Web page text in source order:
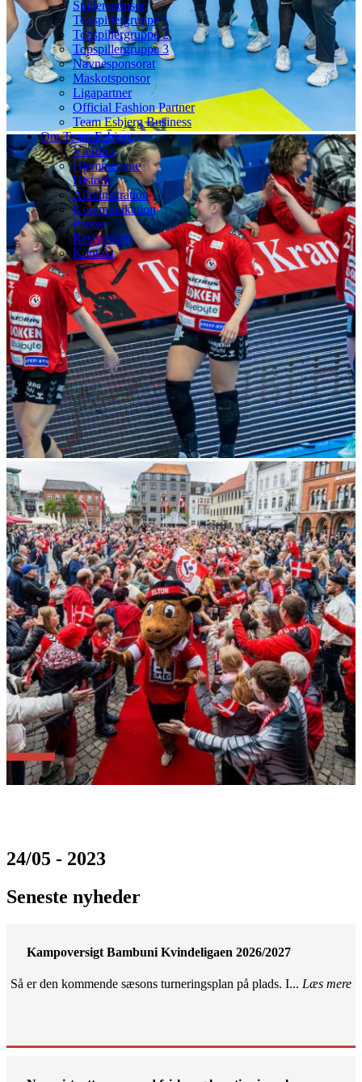
Spillersponsor
Topspillergruppe 1
Topspillergruppe 2
Topspillergruppe 3
Navnesponsorat
Maskotsponsor
Ligapartner
Official Fashion Partner
Team Esbjerg Business
Om Team Esbjerg
Værdier
Hjemmebane
Historie
Administration
Kommunikation
Presse
Bestyrelsen
Kontakt
24/05 - 2023
Seneste nyheder
Kampoversigt Bambuni Kvindeligaen 2026/2027
Så er den kommende sæsons turneringsplan på plads. I... Læs mere